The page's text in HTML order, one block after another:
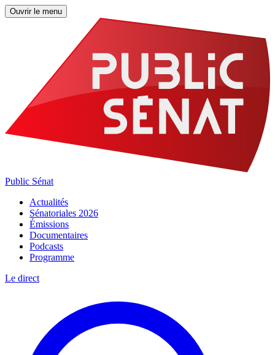
Ouvrir le menu
Public Sénat
Actualités
Sénatoriales 2026
Émissions
Documentaires
Podcasts
Programme
Le direct